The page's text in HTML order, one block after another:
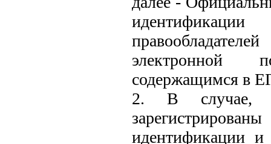
электронной
содержащимся в
2. В случае,
идентификации